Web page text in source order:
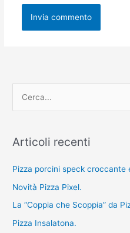
cArticoli recenti
Pizza porcini speck croccante
Novità Pizza Pixel.
La “Coppia che Scoppia” da
Pizza Insalatona.